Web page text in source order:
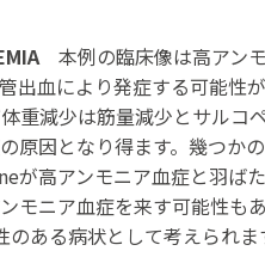
本例の臨床像は高アン
出血により発症する可能性
重減少は筋量減少とサル
原因となり得ます。幾つ
が高アンモニア血症と羽ば
モニア血症を来す可能性
ある病状として考えられま